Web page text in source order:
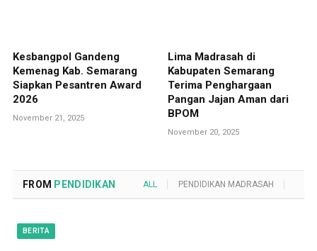
Kesbangpol Gandeng
Kemenag Kab. Semarang
Siapkan Pesantren Award
2026
November 21, 2025
Lima Madrasah di
Kabupaten Semarang
Terima Penghargaan
Pangan Jajan Aman dari
BPOM
November 20, 2025
FROM PENDIDIKAN ALL PENDIDIKAN MADRASAH
BERITA